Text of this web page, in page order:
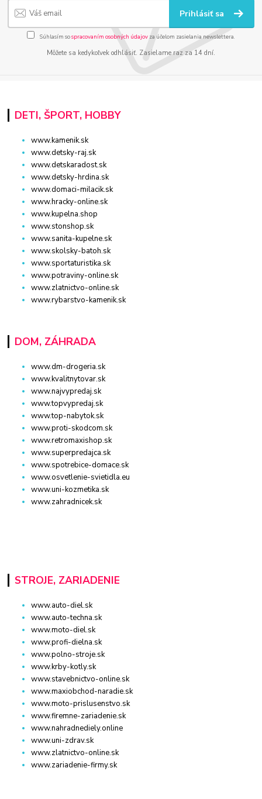
Prihlásiť sa
Súhlasím sospracovaním osobných údajov za účelom zasielania newslettera.
Môžete sa kedykoľvek odhlásiť. Zasielame raz za 14 dní.
DETI, ŠPORT, HOBBY
www.kamenik.sk
www.detsky-raj.sk
www.detskaradost.sk
www.detsky-hrdina.sk
www.domaci-milacik.sk
www.hracky-online.sk
www.kupelna.shop
www.stonshop.sk
www.sanita-kupelne.sk
www.skolsky-batoh.sk
www.sportaturistika.sk
www.potraviny-online.sk
www.zlatnictvo-online.sk
www.rybarstvo-kamenik.sk
DOM, ZÁHRADA
www.dm-drogeria.sk
www.kvalitnytovar.sk
www.najvypredaj.sk
www.topvypredaj.sk
www.top-nabytok.sk
www.proti-skodcom.sk
www.retromaxishop.sk
www.superpredajca.sk
www.spotrebice-domace.sk
www.osvetlenie-svietidla.eu
www.uni-kozmetika.sk
www.zahradnicek.sk
STROJE, ZARIADENIE
www.auto-diel.sk
www.auto-techna.sk
www.moto-diel.sk
www.profi-dielna.sk
www.polno-stroje.sk
www.krby-kotly.sk
www.stavebnictvo-online.sk
www.maxiobchod-naradie.sk
www.moto-prislusenstvo.sk
www.firemne-zariadenie.sk
www.nahradnediely.online
www.uni-zdrav.sk
www.zlatnictvo-online.sk
www.zariadenie-firmy.sk